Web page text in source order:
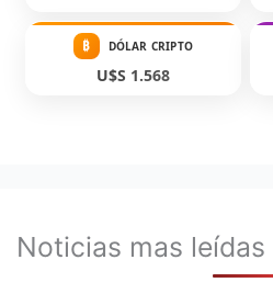
₿ DÓLAR CRIPTO
U$S 1.568
Noticias mas leídas